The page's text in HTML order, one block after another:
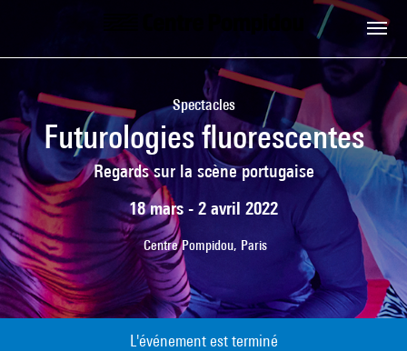
Spectacles
Futurologies fluorescentes
Regards sur la scène portugaise
18 mars - 2 avril 2022
Centre Pompidou, Paris
L'événement est terminé